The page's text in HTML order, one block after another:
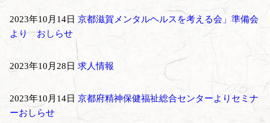
2023年10月14日 京都滋賀メンタルヘルスを考える会」準備会
より おしらせ
2023年10月28日 求人情報
2023年10月14日 京都府精神保健福祉総合センターよりセミナ
ーおしらせ